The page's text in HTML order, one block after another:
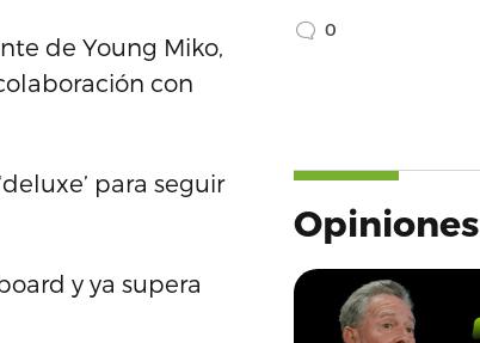
de Young Miko,
con
para seguir
y ya supera
0
Opiniones